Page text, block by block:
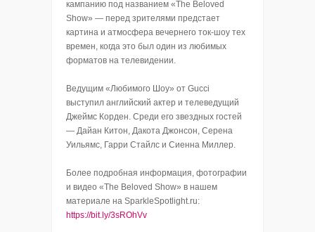
кампанию под названием «The Beloved
Show» — перед зрителями предстает
картина и атмосфера вечернего ток-шоу тех
времен, когда это был один из любимых
форматов на телевидении.
Ведущим «Любимого Шоу» от Gucci
выступил английский актер и телеведущий
Джеймс Корден. Среди его звездных гостей
— Дайан Китон, Дакота Джонсон, Серена
Уильямс, Гарри Стайлс и Сиенна Миллер.
Более подробная информация, фотографии
и видео «The Beloved Show» в нашем
материале на SparkleSpotlight.ru:
https://bit.ly/3sROhVv